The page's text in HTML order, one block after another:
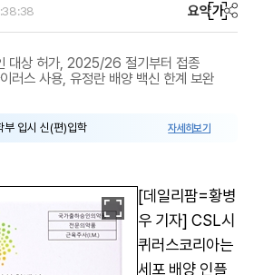
요약가
대상 허가, 2025/26 절기부터 접종
러스 사용, 유정란 배양 백신 한계 보완
부 입시 신(편)입학 자세히보기
[데일리팜=황병
우 기자] CSL시
퀴러스코리아는
세포 배양 인플